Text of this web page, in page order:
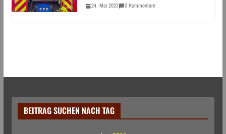
24. Mai 2023 0 Kommentare
BEITRAG SUCHEN NACH TAG